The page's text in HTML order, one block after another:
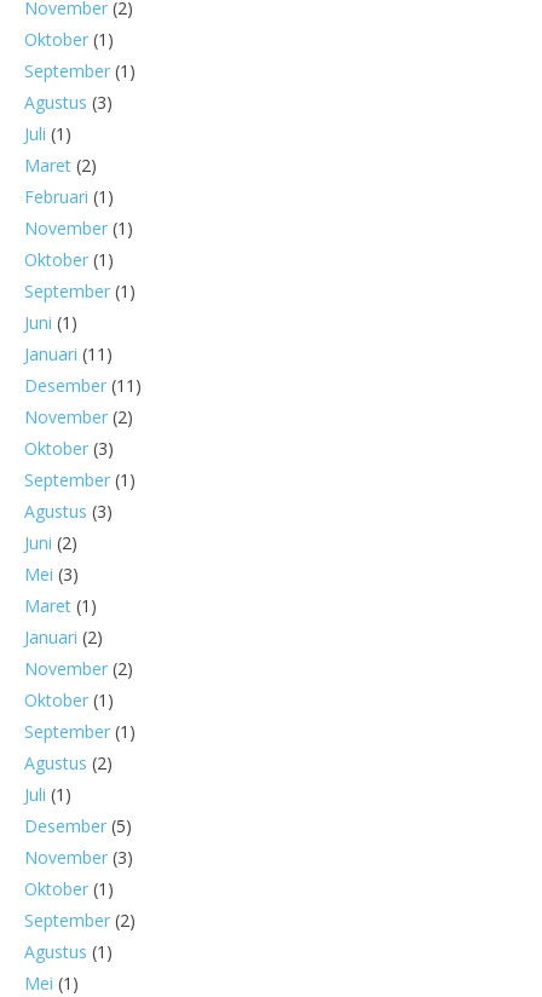
November (2)
Oktober (1)
September (1)
Agustus (3)
Juli (1)
Maret (2)
Februari (1)
November (1)
Oktober (1)
September (1)
Juni (1)
Januari (11)
Desember (11)
November (2)
Oktober (3)
September (1)
Agustus (3)
Juni (2)
Mei (3)
Maret (1)
Januari (2)
November (2)
Oktober (1)
September (1)
Agustus (2)
Juli (1)
Desember (5)
November (3)
Oktober (1)
September (2)
Agustus (1)
Mei (1)